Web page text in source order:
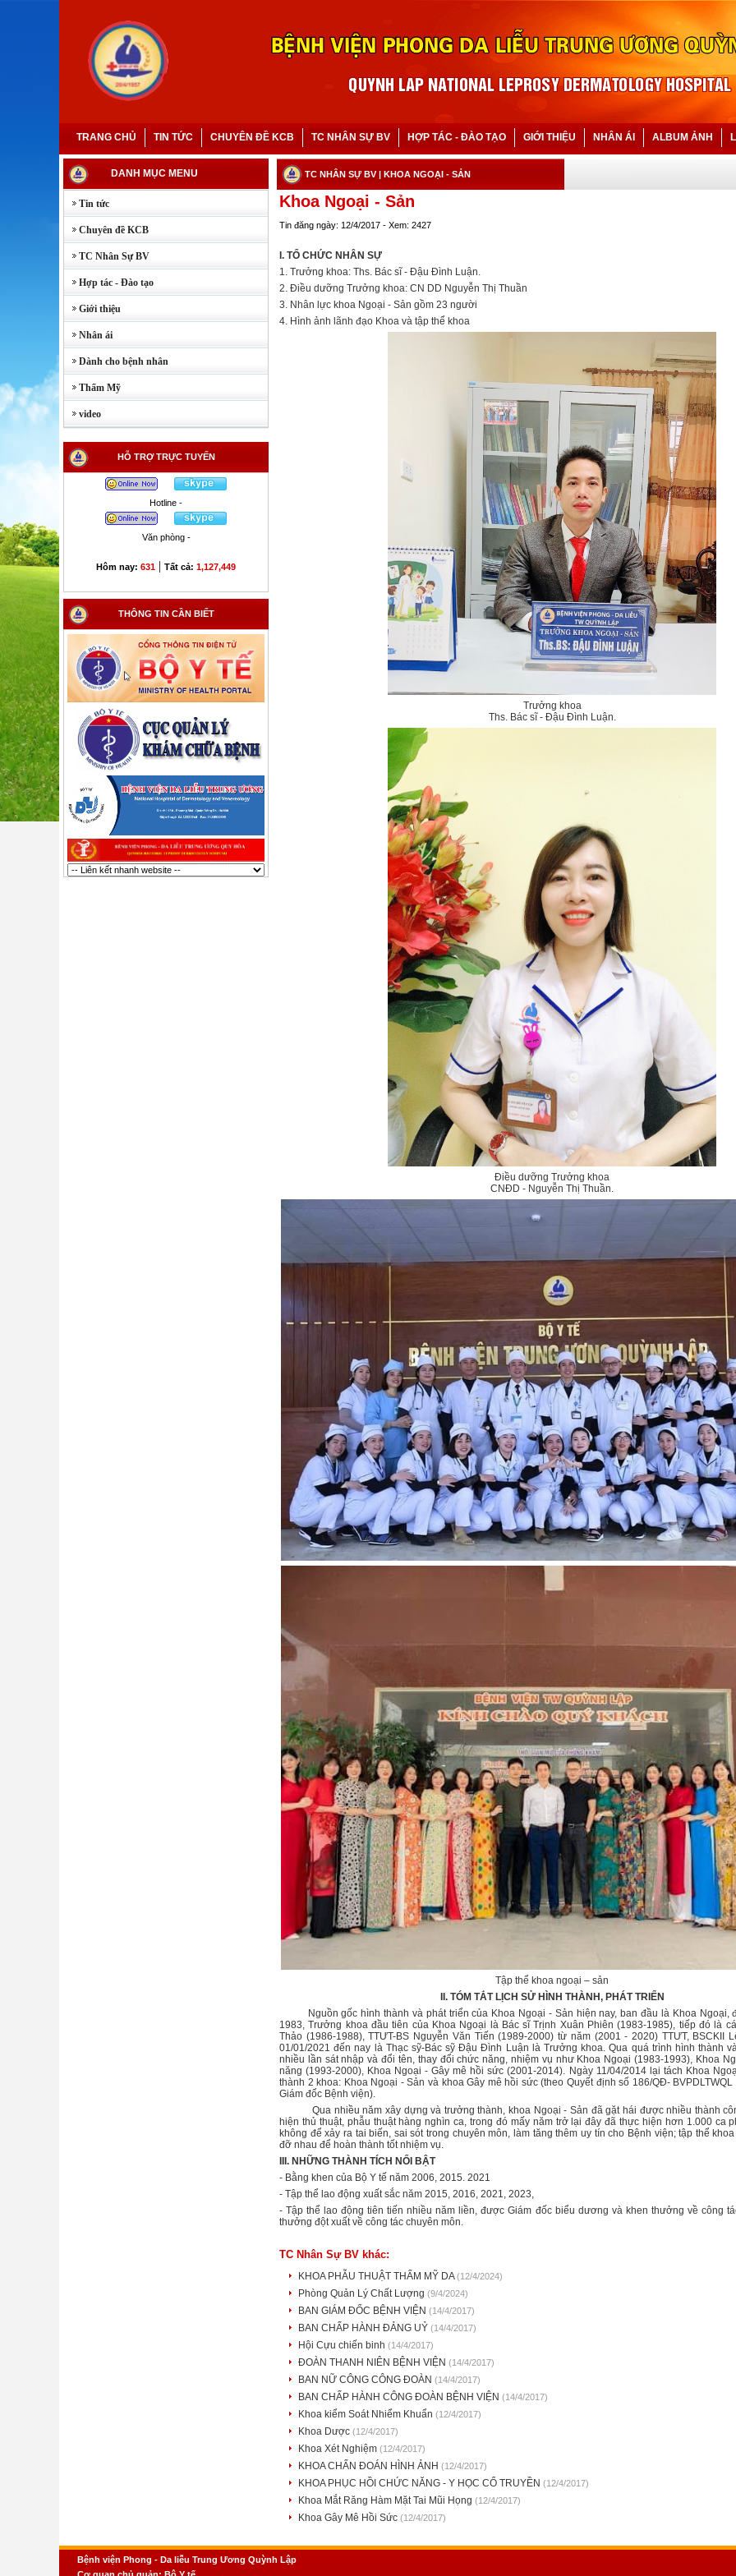
TRANG CHỦ TIN TỨC CHUYÊN ĐỀ KCB TC NHÂN SỰ BV HỢP TÁC - ĐÀO TẠO GIỚI THIỆU NHÂN ÁI ALBUM ẢNH
DANH MỤC MENU
Tin tức
Chuyên đề KCB
TC Nhân Sự BV
Hợp tác - Đào tạo
Giới thiệu
Nhân ái
Dành cho bệnh nhân
Thẩm Mỹ
video
HỖ TRỢ TRỰC TUYẾN
Hotline -
Văn phòng -
Hôm nay: 631 | Tất cả: 1,127,449
THÔNG TIN CẦN BIẾT
TC NHÂN SỰ BV | KHOA NGOẠI - SẢN
Khoa Ngoại - Sản
Tin đăng ngày: 12/4/2017 - Xem: 2427
I. TỔ CHỨC NHÂN SỰ
1. Trưởng khoa: Ths. Bác sĩ - Đậu Đình Luận.
2. Điều dưỡng Trưởng khoa: CN DD Nguyễn Thị Thuần
3. Nhân lực khoa Ngoại - Sản gồm 23 người
4. Hình ảnh lãnh đạo Khoa và tập thể khoa
Trưởng khoa
Ths. Bác sĩ - Đậu Đình Luận.
Điều dưỡng Trưởng khoa
CNĐD - Nguyễn Thị Thuần.
Tập thể khoa ngoại – sản
II. TÓM TẮT LỊCH SỬ HÌNH THÀNH, PHÁT TRIỂN
Nguồn gốc hình thành và phát triển của Khoa Ngoại - Sản hiện nay, ban đầu là Khoa Ngoại,
1983, Trưởng khoa đầu tiên của Khoa Ngoại là Bác sĩ Trịnh Xuân Phiên (1983-1985), tiếp đó là
Thảo (1986-1988), TTƯT-BS Nguyễn Văn Tiến (1989-2000) từ năm (2001 - 2020) TTƯT, BSCKII
01/01/2021 đến nay là Thạc sỹ-Bác sỹ Đậu Đình Luận là Trưởng khoa. Qua quá trình hình thành
nhiều lần sát nhập và đổi tên, thay đổi chức năng, nhiệm vụ như Khoa Ngoại (1983-1993), Khoa
năng (1993-2000), Khoa Ngoại - Gây mê hồi sức (2001-2014). Ngày 11/04/2014 lại tách Khoa
thành 2 khoa: Khoa Ngoại - Sản và khoa Gây mê hồi sức (theo Quyết định số 186/QĐ-
Giám đốc Bệnh viện).
Qua nhiều năm xây dựng và trưởng thành, khoa Ngoại - Sản đã gặt hái được nhiều thành
hiện thủ thuật, phẫu thuật hàng nghìn ca, trong đó mấy năm trở lại đây đã thực hiện hơn 1.000 ca
không để xảy ra tai biến, sai sót trong chuyên môn, làm tăng thêm uy tín cho Bệnh viện; tập thể
đỡ nhau để hoàn thành tốt nhiệm vụ.
III. NHỮNG THÀNH TÍCH NỔI BẬT
- Bằng khen của Bộ Y tế năm 2006, 2015. 2021
- Tập thể lao động xuất sắc năm 2015, 2016, 2021, 2023,
- Tập thể lao động tiên tiến nhiều năm liền, được Giám đốc biểu dương và khen thưởng về công
thưởng đột xuất về công tác chuyên môn.
TC Nhân Sự BV khác:
KHOA PHẪU THUẬT THẨM MỸ DA(12/4/2024)
Phòng Quản Lý Chất Lượng (9/4/2024)
BAN GIÁM ĐỐC BỆNH VIỆN (14/4/2017)
BAN CHẤP HÀNH ĐẢNG UỶ (14/4/2017)
Hội Cựu chiến binh (14/4/2017)
ĐOÀN THANH NIÊN BỆNH VIỆN (14/4/2017)
BAN NỮ CÔNG CÔNG ĐOÀN (14/4/2017)
BAN CHẤP HÀNH CÔNG ĐOÀN BỆNH VIỆN (14/4/2017)
Khoa kiểm Soát Nhiểm Khuẩn (12/4/2017)
Khoa Dược (12/4/2017)
Khoa Xét Nghiệm (12/4/2017)
KHOA CHẨN ĐOÁN HÌNH ẢNH (12/4/2017)
KHOA PHỤC HỒI CHỨC NĂNG - Y HỌC CỔ TRUYỀN (12/4/2017)
Khoa Mắt Răng Hàm Mặt Tai Mũi Họng (12/4/2017)
Khoa Gây Mê Hồi Sức (12/4/2017)
Bệnh viện Phong - Da liễu Trung Ương Quỳnh Lập